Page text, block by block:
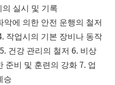
실시 및 기록
에 의한 안전 운행의 철저
작업시의 기본 장비나 동작
건강 관리의 철저 6. 비상
준비 및 훈련의 강화 7. 업
승